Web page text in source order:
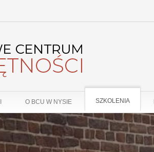
O BCU W NYSIE SZKOLENIA